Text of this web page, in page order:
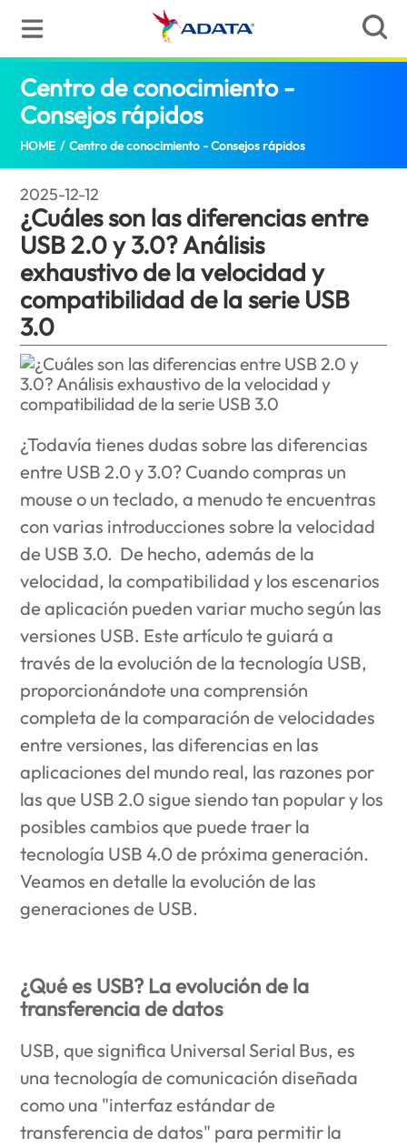
Centro de conocimiento -
Consejos rápidos¿Cuáles son las
HOME / Centro de conocimiento - Consejos rápidos
2025-12-12
¿Cuáles son las diferencias entre
USB 2.0 y 3.0? Análisis
exhaustivo de la velocidad y
compatibilidad de la serie USB
3.0
¿Todavía tienes dudas sobre las diferencias
entre USB 2.0 y 3.0? Cuando compras un
mouse o un teclado, a menudo te encuentras
con varias introducciones sobre la velocidad
de USB 3.0. De hecho, además de la
velocidad, la compatibilidad y los escenarios
de aplicación pueden variar mucho según las
versiones USB. Este artículo te guiará a
través de la evolución de la tecnología USB,
proporcionándote una comprensión
completa de la comparación de velocidades
entre versiones, las diferencias en las
aplicaciones del mundo real, las razones por
las que USB 2.0 sigue siendo tan popular y los
posibles cambios que puede traer la
tecnología USB 4.0 de próxima generación.
Veamos en detalle la evolución de las
generaciones de USB.
¿Qué es USB? La evolución de la
transferencia de datos
USB, que significa Universal Serial Bus, es
una tecnología de comunicación diseñada
como una "interfaz estándar de
transferencia de datos" para permitir la